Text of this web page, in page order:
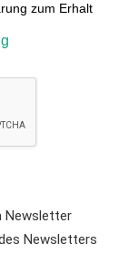
zum Erhalt
Newsletter
Newsletters